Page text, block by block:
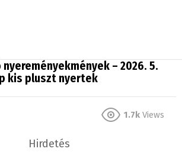
– 2026. 5.
kis pluszt nyertek
1.7k Views
Hirdetés